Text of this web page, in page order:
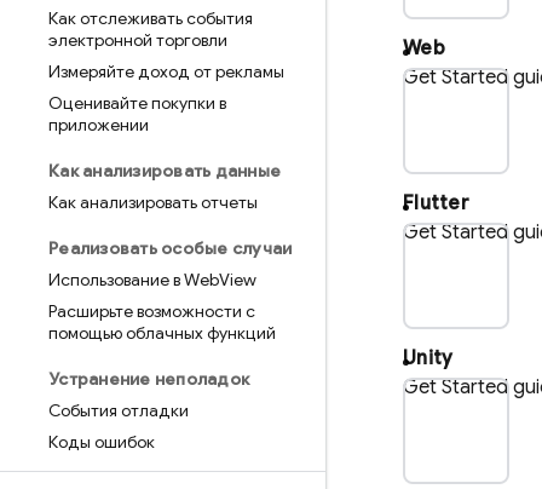
Как отслеживать события
электронной торговли
Измеряйте доход от рекламы
Оценивайте покупки в
приложении
Как анализировать данные
Как анализировать отчеты
Реализовать особые случаи
Использование в WebView
Расширьте возможности с
помощью облачных функций
Устранение неполадок
События отладки
Коды ошибок
Web
Get Started
Flutter
Get Started
Unity
Get Started